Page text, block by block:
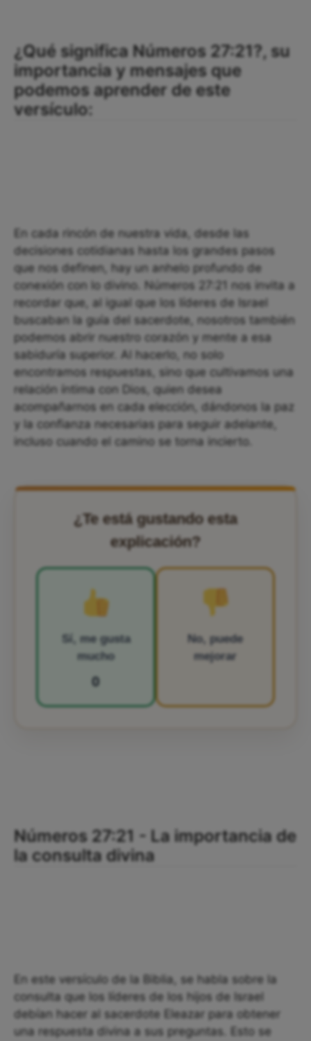
¿Qué significa Números 27:21?, su
importancia y mensajes que
podemos aprender de este
versículo:
En cada rincón de nuestra vida, desde las
decisiones cotidianas hasta los grandes pasos
que nos definen, hay un anhelo profundo de
conexión con lo divino. Números 27:21 nos invita a
recordar que, al igual que los líderes de Israel
buscaban la guía del sacerdote, nosotros también
podemos abrir nuestro corazón y mente a esa
sabiduría superior. Al hacerlo, no solo
encontramos respuestas, sino que cultivamos una
relación íntima con Dios, quien desea
acompañarnos en cada elección, dándonos la paz
y la confianza necesarias para seguir adelante,
incluso cuando el camino se torna incierto.
¿Te está gustando esta
explicación?
Sí, me gusta
mucho
0
No, puede
mejorar
Números 27:21 - La importancia de
la consulta divina
En este versículo de la Biblia, se habla sobre la
consulta que los líderes de los hijos de Israel
debían hacer al sacerdote Eleazar para obtener
una respuesta divina a sus preguntas. Esto se